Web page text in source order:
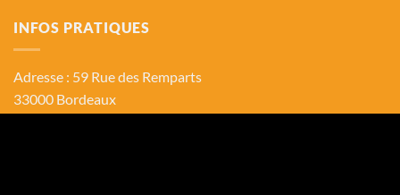
INFOS PRATIQUES
Adresse : 59 Rue des Remparts
33000 Bordeaux